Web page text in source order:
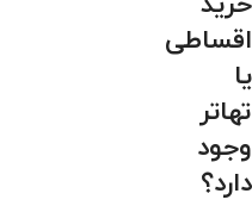
اقساطی
یا
تهاتر
وجود
دارد؟